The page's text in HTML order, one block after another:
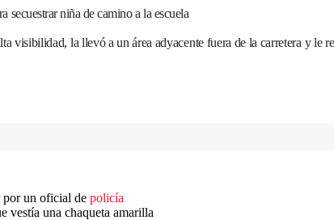
secuestrar niña de camino a la escuela
visibilidad, la llevó a un área adyacente fuera de la carretera y le
por un oficial de policía
vestía una chaqueta amarilla